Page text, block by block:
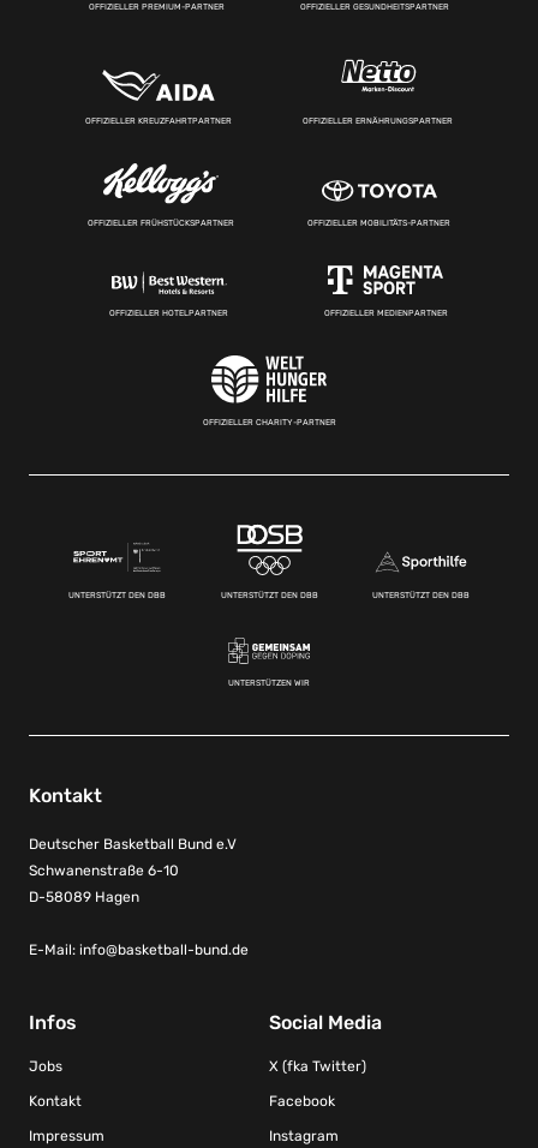
OFFIZIELLER PREMIUM-PARTNER OFFIZIELLER GESUNDHEITSPARTNER
OFFIZIELLER KREUZFAHRTPARTNER OFFIZIELLER ERNÄHRUNGSPARTNER
OFFIZIELLER FRÜHSTÜCKSPARTNER OFFIZIELLER MOBILITÄTS-PARTNER
OFFIZIELLER HOTELPARTNER OFFIZIELLER MEDIENPARTNER
OFFIZIELLER CHARITY-PARTNER
UNTERSTÜTZT DEN DBB UNTERSTÜTZT DEN DBB UNTERSTÜTZT DEN DBB
UNTERSTÜTZEN WIR
Kontakt
Deutscher Basketball Bund e.V
Schwanenstraße 6-10
D-58089 Hagen
E-Mail: info@basketball-bund.de
Infos
Jobs
Kontakt
Impressum
Social Media
X (fka Twitter)
Facebook
Instagram